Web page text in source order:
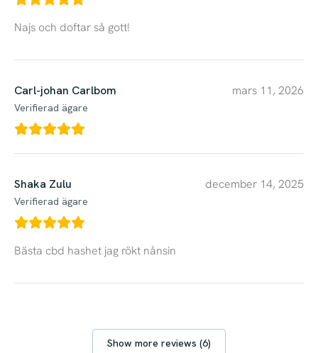
Najs och doftar så gott!
Carl-johan Carlbom
Verifierad ägare
mars 11, 2026
Shaka Zulu
Verifierad ägare
december 14, 2025
Bästa cbd hashet jag rökt nånsin
Show more reviews (6)